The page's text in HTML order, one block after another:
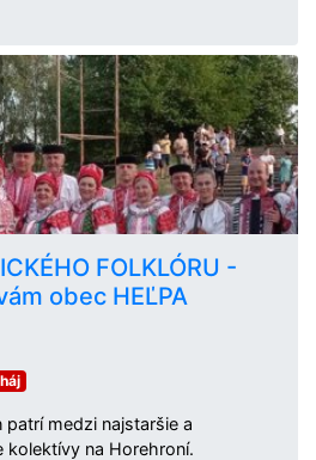
FOLKLÓRU -
obec HEĽPA
medzi najstaršie a
kolektívy na Horehroní.